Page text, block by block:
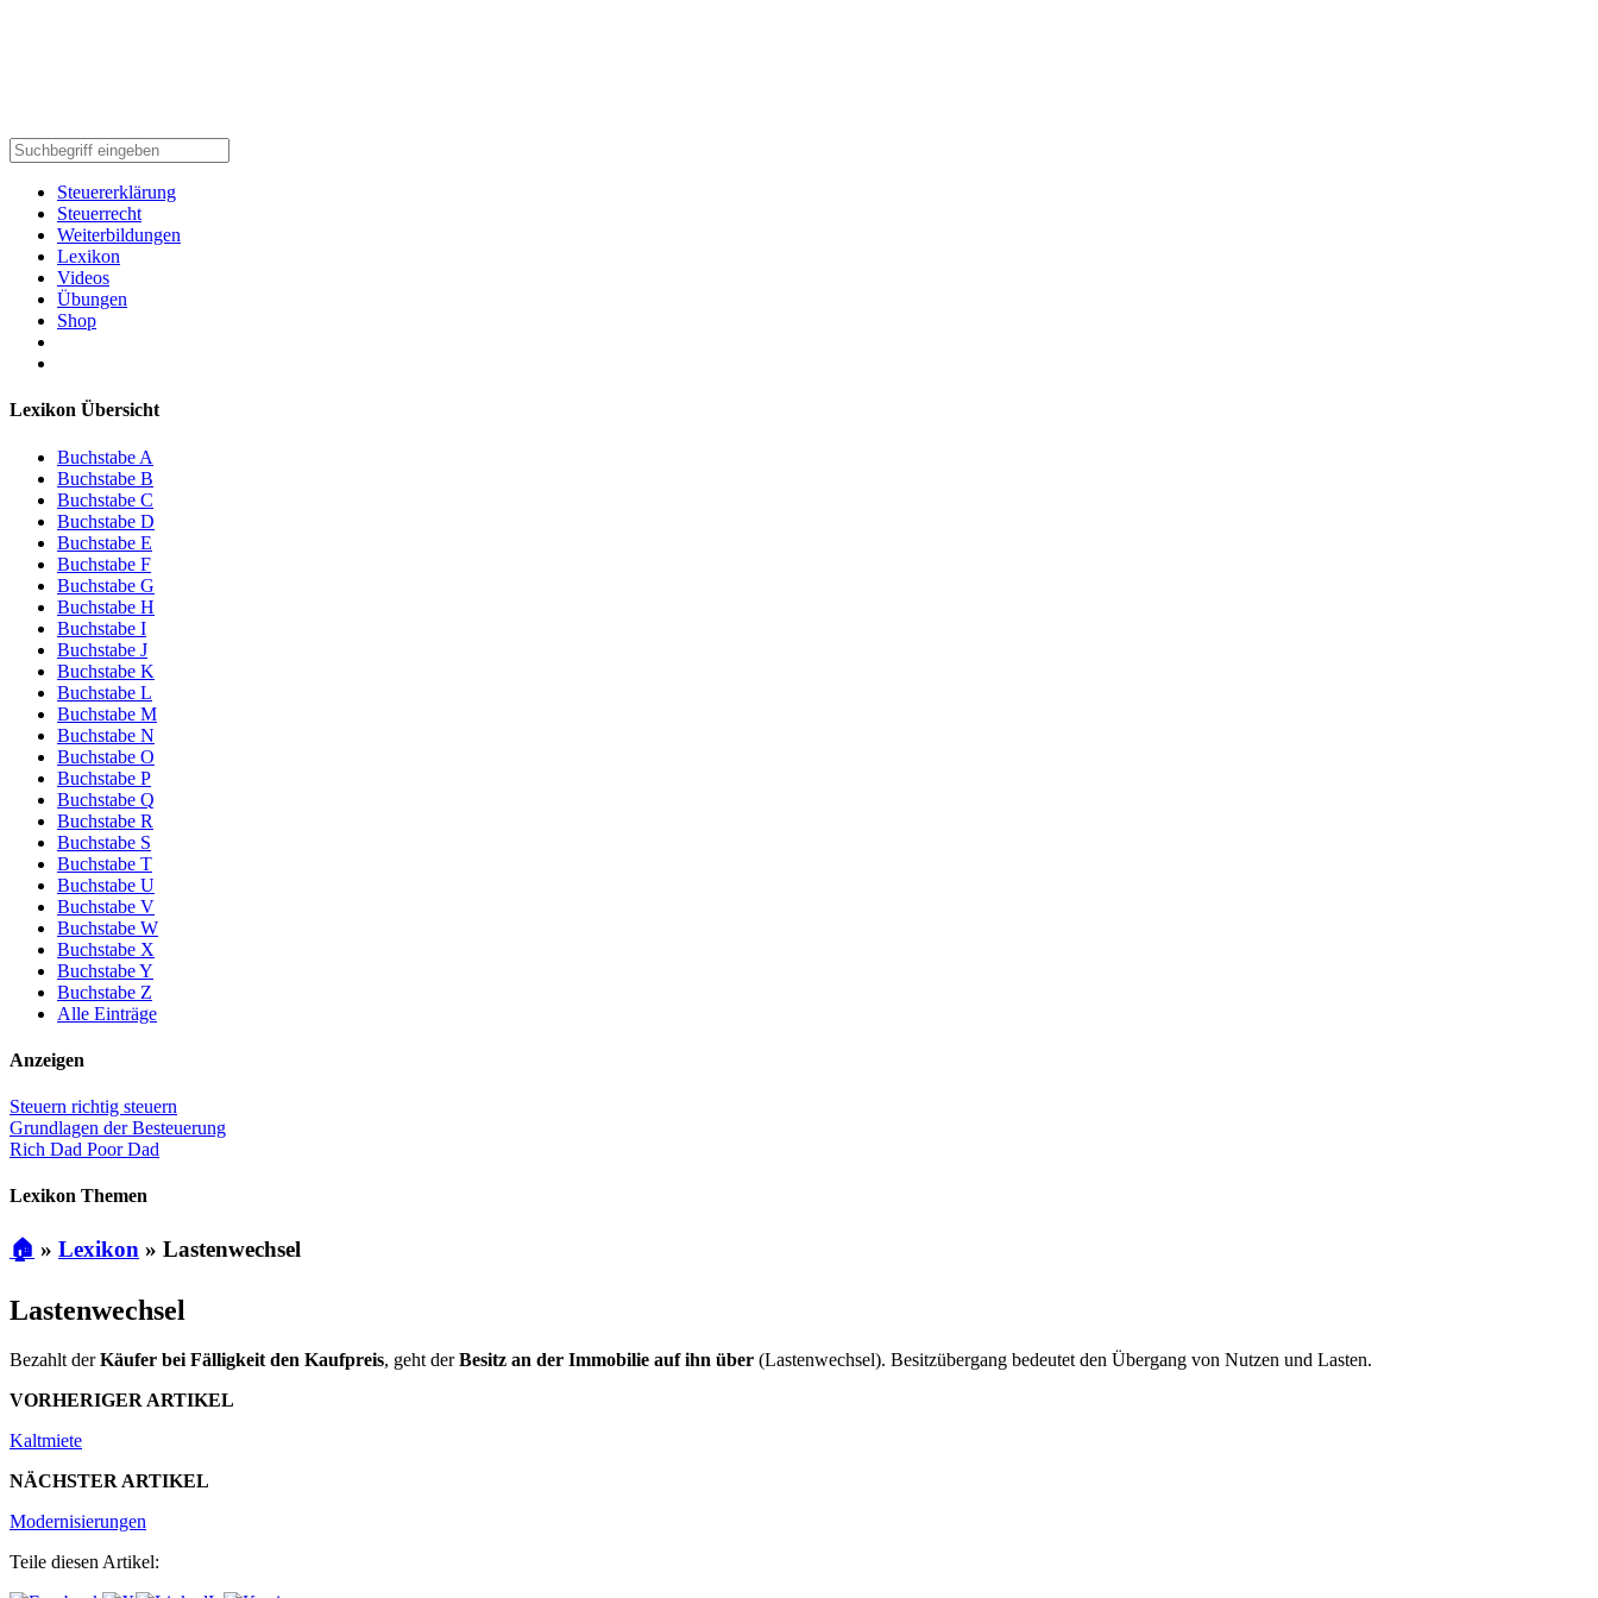
Steuererklärung
Steuerrecht
Weiterbildungen
Lexikon
Videos
Übungen
Shop
Lexikon Übersicht
Buchstabe A
Buchstabe B
Buchstabe C
Buchstabe D
Buchstabe E
Buchstabe F
Buchstabe G
Buchstabe H
Buchstabe I
Buchstabe J
Buchstabe K
Buchstabe L
Buchstabe M
Buchstabe N
Buchstabe O
Buchstabe P
Buchstabe Q
Buchstabe R
Buchstabe S
Buchstabe T
Buchstabe U
Buchstabe V
Buchstabe W
Buchstabe X
Buchstabe Y
Buchstabe Z
Alle Einträge
Anzeigen
Steuern richtig steuern
Grundlagen der Besteuerung
Rich Dad Poor Dad
Lexikon Themen
🏠 » Lexikon » Lastenwechsel
Lastenwechsel
Bezahlt derKäufer bei Fälligkeit den Kaufpreis, geht derBesitz an der Immobilie auf ihn über (Lastenwechsel). Besitzübergang bedeutet den Übergang von Nutzen und Lasten.
VORHERIGER ARTIKEL
Kaltmiete
NÄCHSTER ARTIKEL
Modernisierungen
Teile diesen Artikel: